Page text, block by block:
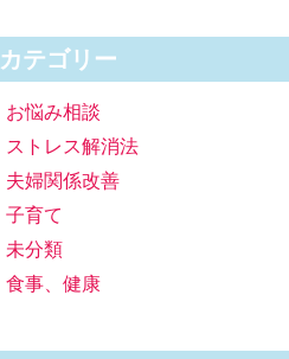
カテゴリー
お悩み相談
ストレス解消法
夫婦関係改善
子育て
未分類
食事、健康